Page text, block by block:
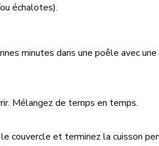
échalotes).
minutes dans une poêle avec
Mélangez de temps en temps.
couvercle et terminez la cuisson